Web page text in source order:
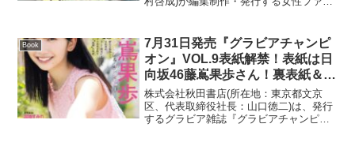
は今号でRay専属モデルを卒業する...
Book
7月31日発売『グラビアチャンピ
オン』VOL.9表紙解禁！表紙は日
向坂46藤嶌果歩さん！裏表紙＆巻
末特集は日向坂46宮地すみれさ
ん!収録カットを一部公開!!
株式会社秋田書店(所在地：東京都文京
区、代表取締役社長：山口徳二)は、発行
するグラビア雑誌『グラビアチャンピオ